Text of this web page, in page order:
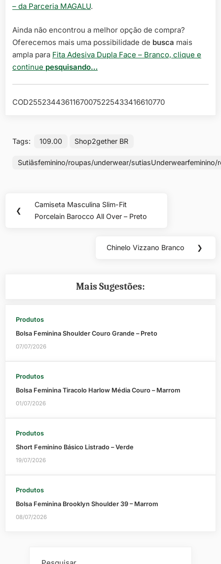
– da Parceria MAGALU.
Ainda não encontrou a melhor opção de compra?
Oferecemos mais uma possibilidade de busca mais
ampla para Fita Adesiva Dupla Face – Branco, clique e
continue pesquisando…
COD25523443611670075225433416610770
Tags: 109.00 Shop2gether BR
Sutiãsfeminino/roupas/underwear/
Navegação
de❮
Previous
Post:
Camiseta Masculina Slim-Fit
Porcelain Barocco All Over – Preto
Next
Chinelo Vizzano Branco ❯
Mais Sugestões:
Produtos
Bolsa Feminina Shoulder Couro Grande – Preto
07/07/2026
Produtos
Bolsa Feminina Tiracolo Harlow Média Couro – Marrom
01/07/2026
Produtos
Short Feminino Básico Listrado – Verde
19/07/2026
Produtos
Bolsa Feminina Brooklyn Shoulder 39 – Marrom
08/07/2026